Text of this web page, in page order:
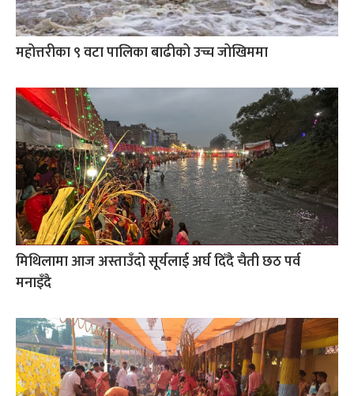
महोत्तरीका ९ वटा पालिका बाढीको उच्च जोखिममा
मिथिलामा आज अस्ताउँदो सूर्यलाई अर्घ दिँदै चैती छठ पर्व
मनाइँदै